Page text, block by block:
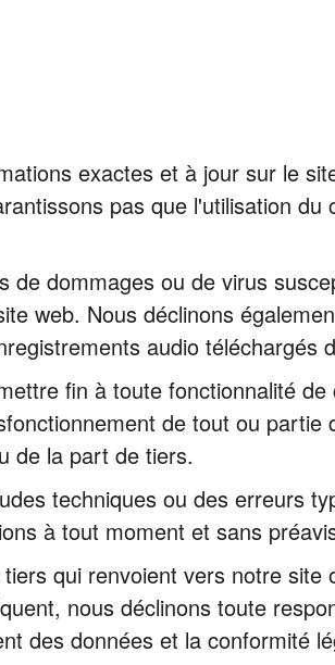
exactes et à jour sur le
pas que l'utilisation
de dommages ou de virus
web. Nous déclinons
audio téléchargés
fin à toute fonctionnalité
de tout ou
de la part de tiers.
techniques ou des erreurs
à tout moment et sans
qui renvoient vers notre
nous déclinons toute
des données et la conformité